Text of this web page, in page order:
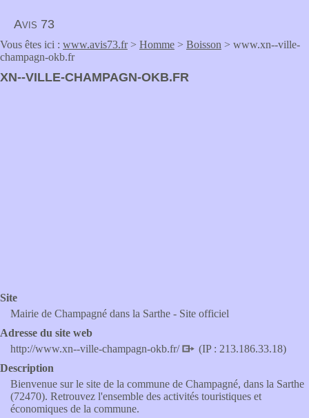
Avis 73
Vous êtes ici : www.avis73.fr> Homme > Boisson > www.xn--ville-
champagn-okb.fr
XN--VILLE-CHAMPAGN-OKB.FR
Site
Mairie de Champagné dans la Sarthe - Site officiel
Adresse du site web
http://www.xn--ville-champagn-okb.fr/
(IP : 213.186.33.18)
Description
Bienvenue sur le site de la commune de Champagné, dans la Sarthe
(72470). Retrouvez l'ensemble des activités touristiques et
économiques de la commune.